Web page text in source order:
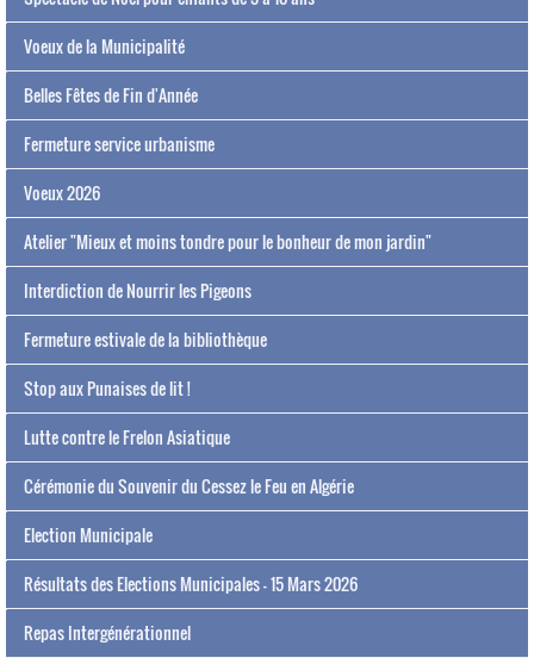
Voeux de la Municipalité
Belles Fêtes de Fin d'Année
Fermeture service urbanisme
Voeux 2026
Atelier "Mieux et moins tondre pour le bonheur de mon jardin"
Interdiction de Nourrir les Pigeons
Fermeture estivale de la bibliothèque
Stop aux Punaises de lit !
Lutte contre le Frelon Asiatique
Cérémonie du Souvenir du Cessez le Feu en Algérie
Election Municipale
Résultats des Elections Municipales - 15 Mars 2026
Repas Intergénérationnel